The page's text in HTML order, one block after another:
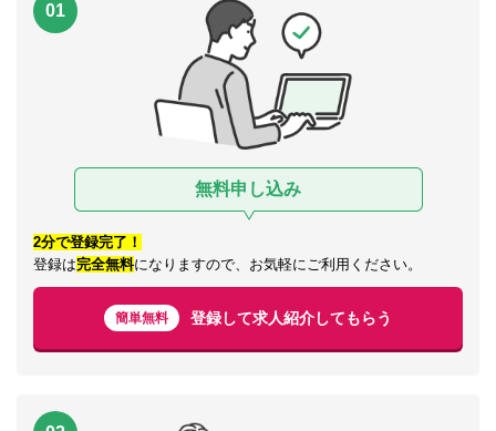
01
無料申し込み
2分で登録完了！
登録は完全無料になりますので、お気軽にご利用ください。
簡単無料 登録して求人紹介してもらう